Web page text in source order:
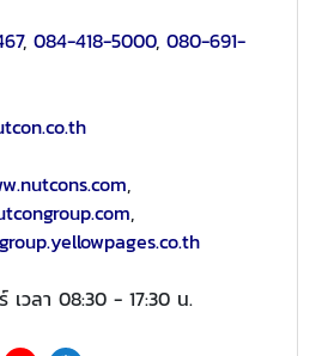
, 084-418-5000, 080-691-
,
,
เวลา 08:30 - 17:30 น.